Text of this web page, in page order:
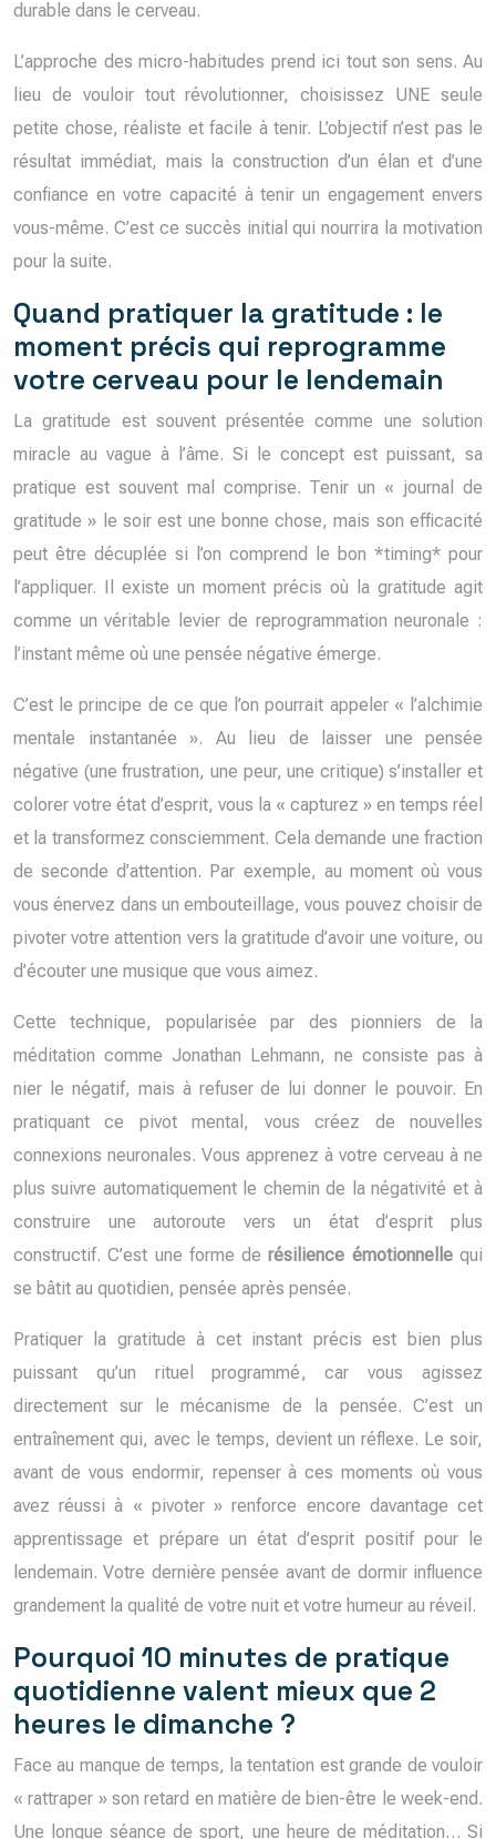
durable dans le cerveau.
L’approche des micro-habitudes prend ici tout son sens. Au
lieu de vouloir tout révolutionner, choisissez UNE seule
petite chose, réaliste et facile à tenir. L’objectif n’est pas le
résultat immédiat, mais la construction d’un élan et d’une
confiance en votre capacité à tenir un engagement envers
vous-même. C’est ce succès initial qui nourrira la motivation
pour la suite.
Quand pratiquer la gratitude : le
moment précis qui reprogramme
votre cerveau pour le lendemain
La gratitude est souvent présentée comme une solution
miracle au vague à l’âme. Si le concept est puissant, sa
pratique est souvent mal comprise. Tenir un « journal de
gratitude » le soir est une bonne chose, mais son efficacité
peut être décuplée si l’on comprend le bon *timing* pour
l’appliquer. Il existe un moment précis où la gratitude agit
comme un véritable levier de reprogrammation neuronale :
l’instant même où une pensée négative émerge.
C’est le principe de ce que l’on pourrait appeler « l’alchimie
mentale instantanée ». Au lieu de laisser une pensée
négative (une frustration, une peur, une critique) s’installer et
colorer votre état d’esprit, vous la « capturez » en temps réel
et la transformez consciemment. Cela demande une fraction
de seconde d’attention. Par exemple, au moment où vous
vous énervez dans un embouteillage, vous pouvez choisir de
pivoter votre attention vers la gratitude d’avoir une voiture, ou
d’écouter une musique que vous aimez.
Cette technique, popularisée par des pionniers de la
méditation comme Jonathan Lehmann, ne consiste pas à
nier le négatif, mais à refuser de lui donner le pouvoir. En
pratiquant ce pivot mental, vous créez de nouvelles
connexions neuronales. Vous apprenez à votre cerveau à ne
plus suivre automatiquement le chemin de la négativité et à
construire une autoroute vers un état d’esprit plus
constructif. C’est une forme derésilience émotionnellequi
se bâtit au quotidien, pensée après pensée.
Pratiquer la gratitude à cet instant précis est bien plus
puissant qu’un rituel programmé, car vous agissez
directement sur le mécanisme de la pensée. C’est un
entraînement qui, avec le temps, devient un réflexe. Le soir,
avant de vous endormir, repenser à ces moments où vous
avez réussi à « pivoter » renforce encore davantage cet
apprentissage et prépare un état d’esprit positif pour le
lendemain. Votre dernière pensée avant de dormir influence
grandement la qualité de votre nuit et votre humeur au réveil.
Pourquoi 10 minutes de pratique
quotidienne valent mieux que 2
heures le dimanche ?
Face au manque de temps, la tentation est grande de vouloir
« rattraper » son retard en matière de bien-être le week-end.
Une longue séance de sport, une heure de méditation… Si